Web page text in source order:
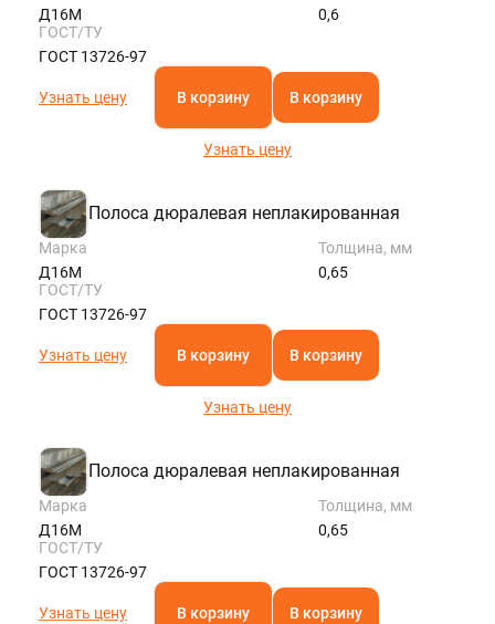
Д16М
0,6
ГОСТ/ТУ
ГОСТ 13726-97
Узнать цену В корзину В корзину
Узнать цену
Полоса дюралевая неплакированная
Марка
Д16М
Толщина, мм
0,65
ГОСТ/ТУ
ГОСТ 13726-97
Узнать цену В корзину В корзину
Узнать цену
Полоса дюралевая неплакированная
Марка
Д16М
Толщина, мм
0,65
ГОСТ/ТУ
ГОСТ 13726-97
Узнать цену В корзину В корзину